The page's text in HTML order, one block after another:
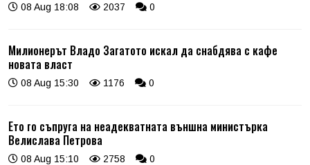
08 Aug 18:08 2037 0
Милионерът Владо Загатото искал да снабдява с кафе
новата власт
08 Aug 15:30 1176 0
Ето го съпруга на неадекватната външна министърка
Велислава Петрова
08 Aug 15:10 2758 0